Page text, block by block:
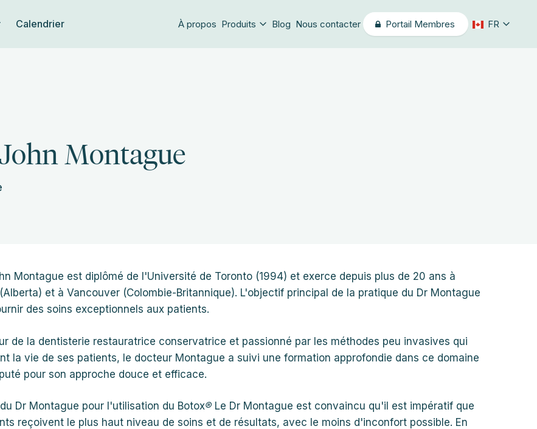
Calendrier À propos Produits Blog Nous contacter Portail Membres FR
Montague
Montague est diplômé de l'Université de Toronto (1994) et exerce depuis plus de 20 ans à
et à Vancouver (Colombie-Britannique). L'objectif principal de la pratique du Dr Montague
des soins exceptionnels aux patients.
de la dentisterie restauratrice conservatrice et passionné par les méthodes peu invasives qui
la vie de ses patients, le docteur Montague a suivi une formation approfondie dans ce domaine
pour son approche douce et efficace.
Dr Montague pour l'utilisation du Botox® Le Dr Montague est convaincu qu'il est impératif que
reçoivent le plus haut niveau de soins et de résultats, avec le moins d'inconfort possible. En